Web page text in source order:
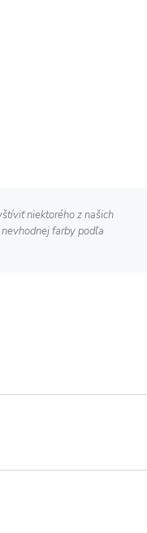
niektorého z našich
farby podľa